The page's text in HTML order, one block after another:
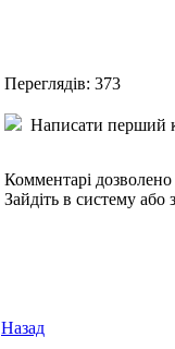
Переглядів: 373
Написати перший
Комментарі
Зайдіть в систему або
Назад